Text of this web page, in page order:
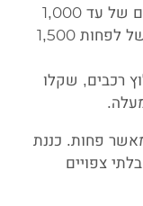
אם אתם מתכננים להרים מטענים של עד 1,000
ק"ג, חפשו כננת עם כוח הרמה של לפחות 1,500
רכבים, שקלו
פחות. כננת
צפויים